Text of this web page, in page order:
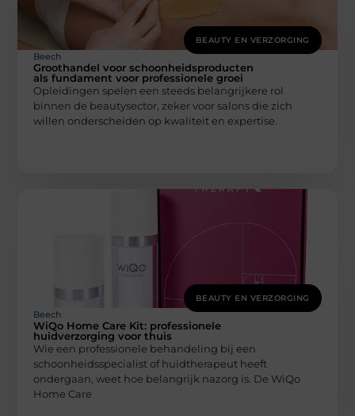
BEAUTY EN VERZORGING
Beech
Groothandel voor schoonheidsproducten
als fundament voor professionele groei
Opleidingen spelen een steeds belangrijkere rol
binnen de beautysector, zeker voor salons die zich
willen onderscheiden op kwaliteit en expertise.
BEAUTY EN VERZORGING
Beech
WiQo Home Care Kit: professionele
huidverzorging voor thuis
Wie een professionele behandeling bij een
schoonheidsspecialist of huidtherapeut heeft
ondergaan, weet hoe belangrijk nazorg is. De WiQo
Home Care